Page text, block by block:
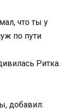
что ты у
по пути
Ритка.
добавил: